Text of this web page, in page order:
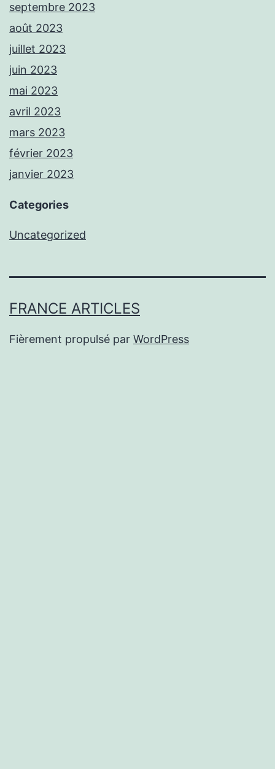
septembre 2023
août 2023
juillet 2023
juin 2023
mai 2023
avril 2023
mars 2023
février 2023
janvier 2023
Categories
Uncategorized
FRANCE ARTICLES
Fièrement propulsé par WordPress